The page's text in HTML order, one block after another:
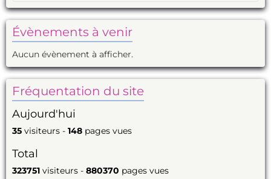
Évènements à venir
Aucun évènement à afficher.
Fréquentation du site
Aujourd'hui
35 visiteurs - 148 pages vues
Total
323751 visiteurs - 880370 pages vues